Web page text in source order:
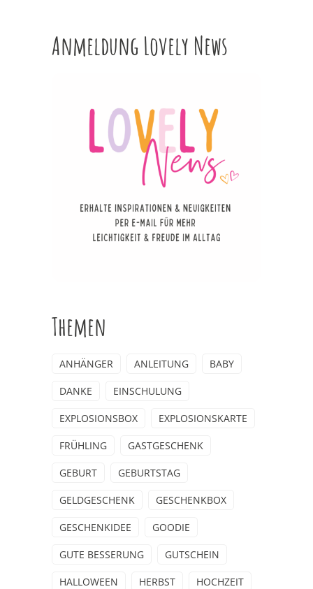
Anmeldung Lovely News
Themen
ANHÄNGER ANLEITUNG BABY
DANKE EINSCHULUNG
EXPLOSIONSBOX EXPLOSIONSKARTE
FRÜHLING GASTGESCHENK
GEBURT GEBURTSTAG
GELDGESCHENK GESCHENKBOX
GESCHENKIDEE GOODIE
GUTE BESSERUNG GUTSCHEIN
HALLOWEEN HERBST HOCHZEIT